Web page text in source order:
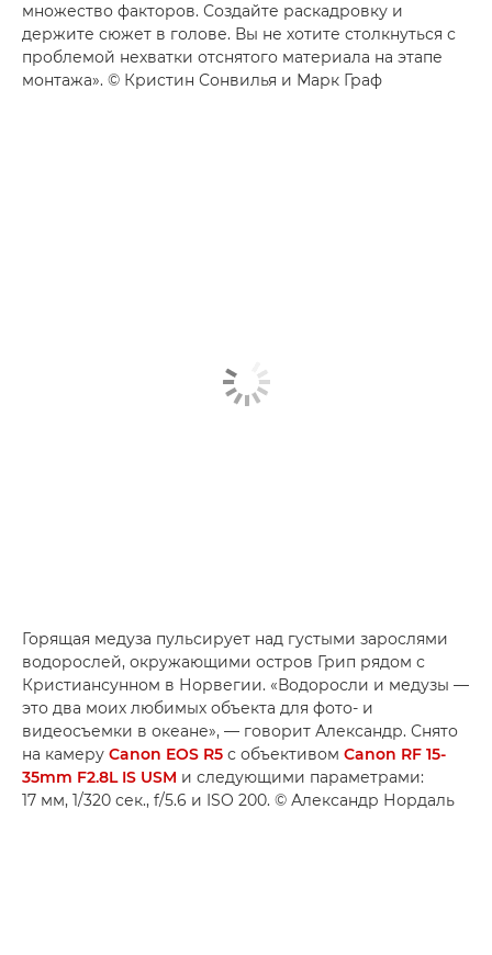
множество факторов. Создайте раскадровку и
держите сюжет в голове. Вы не хотите столкнуться с
проблемой нехватки отснятого материала на этапе
монтажа». © Кристин Сонвилья и Марк Граф
Горящая медуза пульсирует над густыми зарослями
водорослей, окружающими остров Грип рядом с
Кристиансунном в Норвегии. «Водоросли и медузы —
это два моих любимых объекта для фото- и
видеосъемки в океане», — говорит Александр. Снято
на камеру Canon EOS R5 с объективом Canon RF 15-
35mm F2.8L IS USM и следующими параметрами:
17 мм, 1/320 сек., f/5.6 и ISO 200. © Александр Нордаль